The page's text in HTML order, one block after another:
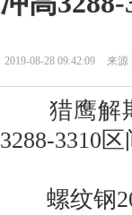
2019-08-28 09:42:09 来源
猎鹰解期
3288-3310
螺纹钢